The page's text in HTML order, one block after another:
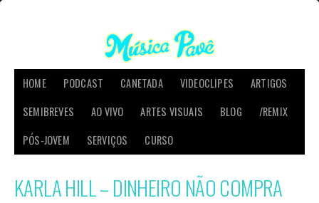
HOME PODCAST CANETADA VIDEOCLIPES
ARTIGOS
SEMIBREVES
AO VIVO ARTES VISUAIS BLOG
/REMIX
PÓS-JOVEM
SERVIÇOS CURSO
KARLA HILL – DINHEIRO NÃO COMPRA